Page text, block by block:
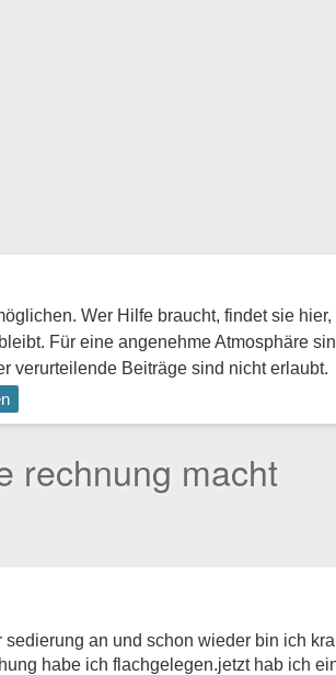
Wer Hilfe braucht, findet sie
Für eine angenehme Atmosphäre
verurteilende Beiträge sind nicht erlaubt.
rechnung macht
an und schon wieder bin ich
habe ich flachgelegen.jetzt hab ich